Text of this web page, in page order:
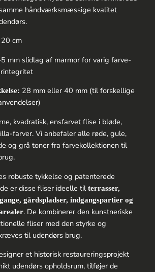
håndværksmæssige kvalitet
cm
mm slidlag af marmor for varig farve-
28 mm eller 40 mm (til forskellige
kvadratisk, ensfarvet flise i bløde,
farver. Vi anbefaler alle røde, gule,
og grå toner fra farvekollektionen til
robuste tykkelse og patenterede
er disse fliser ideelle tilterrasser,
gårdspladser, indgangspartier og
. De kombinerer den kunstneriske
fliser med den styrke og
til udendørs brug.
et historisk restaureringsprojekt
udendørs opholdsrum, tilføjer de